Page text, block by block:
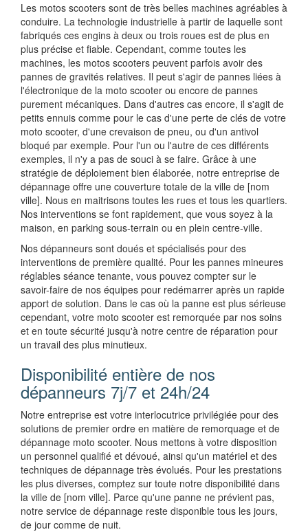
Les motos scooters sont de très belles machines agréables à
conduire. La technologie industrielle à partir de laquelle sont
fabriqués ces engins à deux ou trois roues est de plus en
plus précise et fiable. Cependant, comme toutes les
machines, les motos scooters peuvent parfois avoir des
pannes de gravités relatives. Il peut s'agir de pannes liées à
l'électronique de la moto scooter ou encore de pannes
purement mécaniques. Dans d'autres cas encore, il s'agit de
petits ennuis comme pour le cas d'une perte de clés de votre
moto scooter, d'une crevaison de pneu, ou d'un antivol
bloqué par exemple. Pour l'un ou l'autre de ces différents
exemples, il n'y a pas de souci à se faire. Grâce à une
stratégie de déploiement bien élaborée, notre entreprise de
dépannage offre une couverture totale de la ville de [nom
ville]. Nous en maitrisons toutes les rues et tous les quartiers.
Nos interventions se font rapidement, que vous soyez à la
maison, en parking sous-terrain ou en plein centre-ville.
Nos dépanneurs sont doués et spécialisés pour des
interventions de première qualité. Pour les pannes mineures
réglables séance tenante, vous pouvez compter sur le
savoir-faire de nos équipes pour redémarrer après un rapide
apport de solution. Dans le cas où la panne est plus sérieuse
cependant, votre moto scooter est remorquée par nos soins
et en toute sécurité jusqu'à notre centre de réparation pour
un travail des plus minutieux.
Disponibilité entière de nos
dépanneurs 7j/7 et 24h/24
Notre entreprise est votre interlocutrice privilégiée pour des
solutions de premier ordre en matière de remorquage et de
dépannage moto scooter. Nous mettons à votre disposition
un personnel qualifié et dévoué, ainsi qu'un matériel et des
techniques de dépannage très évolués. Pour les prestations
les plus diverses, comptez sur toute notre disponibilité dans
la ville de [nom ville]. Parce qu'une panne ne prévient pas,
notre service de dépannage reste disponible tous les jours,
de jour comme de nuit.